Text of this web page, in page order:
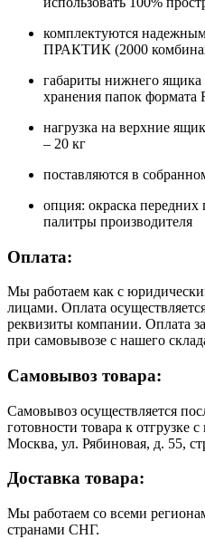
комплектуются
ПРАКТИК (2000
габариты нижнего ящика
хранения папок формата
нагрузка на верхние
– 20 кг
поставляются в
опция: окраска передних
палитры производителя
Оплата:
Мы работаем как с
лицами. Оплата
реквизиты компании. Оплата
при самовывозе с нашего
Самовывоз товара:
Самовывоз осуществляется
готовности товара к отгрузке
Москва, ул. Рябиновая, д. 55,
Доставка товара:
Мы работаем со всеми
странами СНГ.